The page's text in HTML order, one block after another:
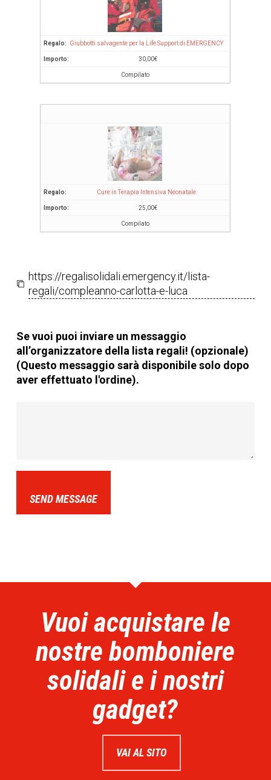
Giubbotti salvagente per la Life Support di EMERGENCY
30,00€
Compilato
Cure in Terapia Intensiva Neonatale
25,00€
Compilato
https://regalisolidali.emergency.it/lista-
regali/compleanno-carlotta-e-luca
Se vuoi puoi inviare un messaggio
all’organizzatore della lista regali! (opzionale)
(Questo messaggio sarà disponibile solo dopo
aver effettuato l'ordine).
SEND MESSAGE
Vuoi acquistare le
nostre bomboniere
solidali e i nostri
gadget?
VAI AL SITO